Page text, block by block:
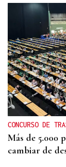
CONCURSO DE
Más de 5.000
cambiar de